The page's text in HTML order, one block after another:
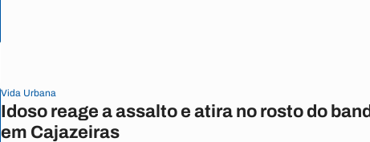
Vida Urbana
Idoso reage a assalto e atira no rosto do
em Cajazeiras